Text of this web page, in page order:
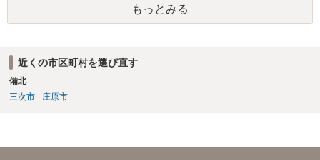
もっとみる
近くの市区町村を選び直す
備北
三次市
庄原市